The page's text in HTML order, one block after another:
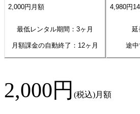
2,000円 月額
最低レンタル期間：3ヶ月
月額課金の自動終了： 12ヶ月
4,980円14
延
途
2,000円 (税込)月額